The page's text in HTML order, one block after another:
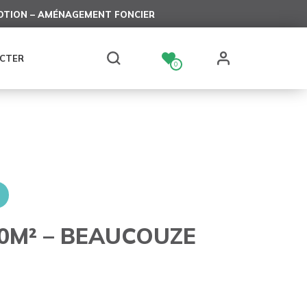
– AMÉNAGEMENT FONCIER
0
– BEAUCOUZE